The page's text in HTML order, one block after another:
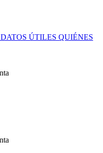
DATOS ÚTILES QUIÉNES